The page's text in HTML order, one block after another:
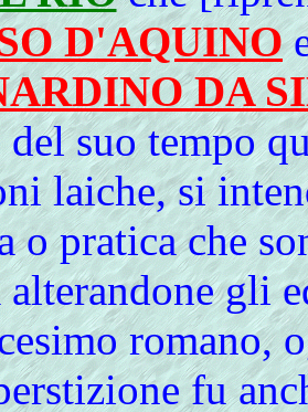
D'AQUINO
DA
suo tempo
laiche, si
o pratica che
gli
romano,
fu